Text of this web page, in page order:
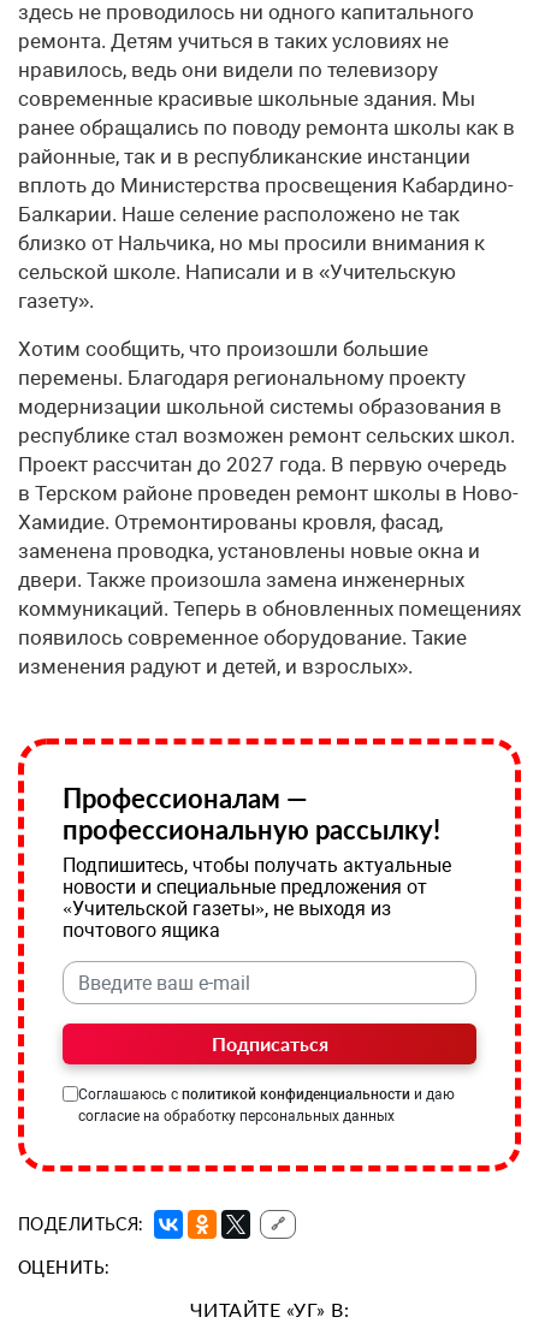
здесь не проводилось ни одного капитального
ремонта. Детям учиться в таких условиях не
нравилось, ведь они видели по телевизору
современные красивые школьные здания. Мы
ранее обращались по поводу ремонта школы как в
районные, так и в республиканские инстанции
вплоть до Министерства просвещения Кабардино-
Балкарии. Наше селение расположено не так
близко от Нальчика, но мы просили внимания к
сельской школе. Написали и в «Учительскую
газету».
Хотим сообщить, что произошли большие
перемены. Благодаря региональному проекту
модернизации школьной системы образования в
республике стал возможен ремонт сельских школ.
Проект рассчитан до 2027 года. В первую очередь
в Терском районе проведен ремонт школы в Ново-
Хамидие. Отремонтированы кровля, фасад,
заменена проводка, установлены новые окна и
двери. Также произошла замена инженерных
коммуникаций. Теперь в обновленных помещениях
появилось современное оборудование. Такие
изменения радуют и детей, и взрослых».
Профессионалам —
профессиональную рассылку!
Подпишитесь, чтобы получать актуальные
новости и специальные предложения от
«Учительской газеты», не выходя из
почтового ящика
Подписаться
Соглашаюсь с политикой конфиденциальности и даю
согласие на обработку персональных данных
ПОДЕЛИТЬСЯ: 🔗
ОЦЕНИТЬ:
ЧИТАЙТЕ «УГ» В: